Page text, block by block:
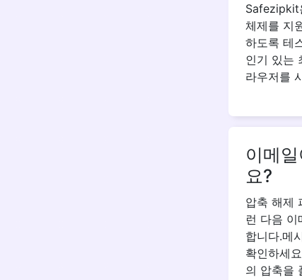
Safezipkit
체제를 지
하도록 테
인기 있는
라우저를
이메
요?
압축 해제
런 다음
합니다.메
확인하세
의 압축을